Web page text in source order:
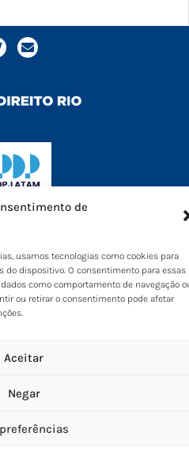
de
usamos tecnologias como cookies para
do dispositivo. O consentimento para essas
como comportamento de navegação
ou retirar o consentimento pode afetar
Aceitar
Negar
artificial, remoción de
y libertad de expresión
data, AI and data
and use of AI
na América Latina e suas
sócio-políticas:
o debate
inteligentes no Brasil:
transversais do direito à
na política de
de autoridades de